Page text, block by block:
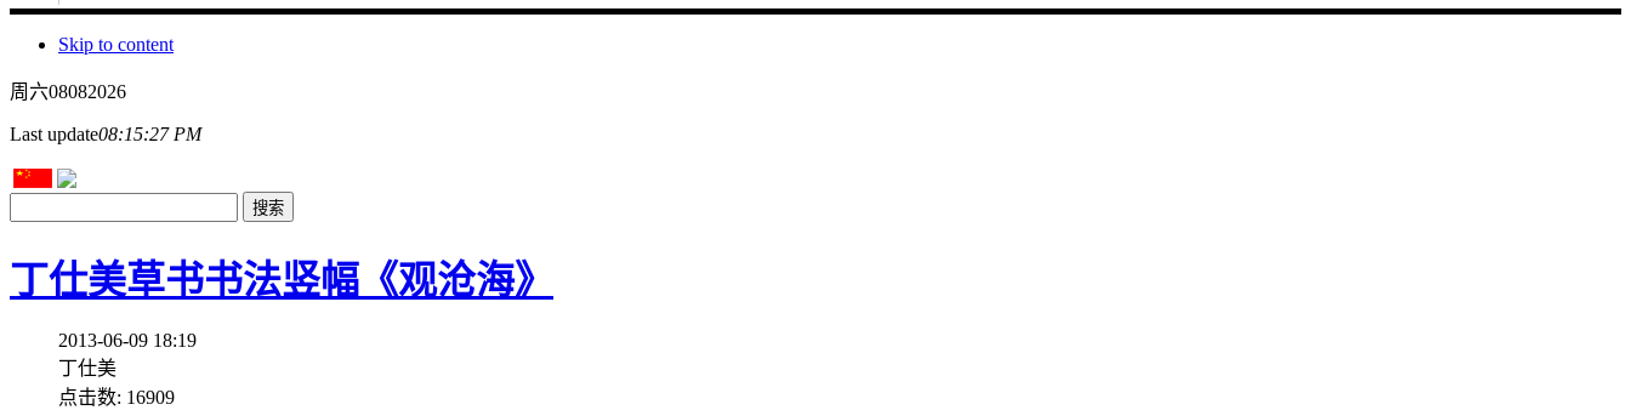
Skip to content
周六08082026
Last update08:15:27 PM
丁仕美草书书法竖幅《观沧海》
2013-06-09 18:19
丁仕美
点击数: 16909